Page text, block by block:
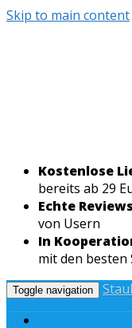
Skip to main content
Kostenlose
bereits ab 29
Echte Reviews
von Usern
In
mit den besten
Toggle navigation